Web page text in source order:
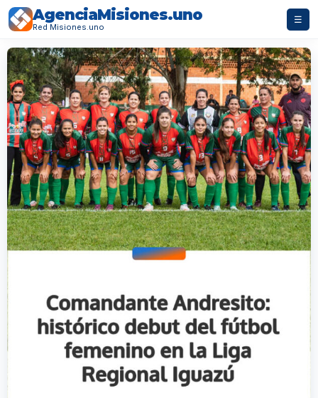
AgenciaMisiones.uno
Red Misiones.uno
☰